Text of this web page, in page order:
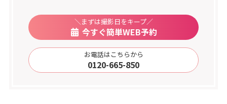
＼まずは撮影日をキープ／
今すぐ簡単WEB予約
お電話はこちらから
0120-665-850